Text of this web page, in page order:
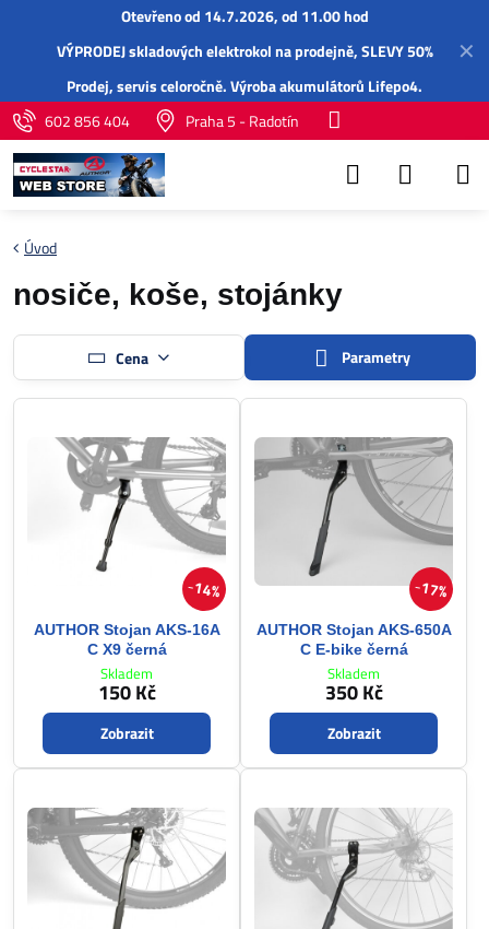
✕
Otevřeno od 14.7.2026, od 11.00 hod
VÝPRODEJ skladových elektrokol na prodejně, SLEVY 50%
Prodej,servisceloročně.Výroba akumulátorů Lifepo4.
602 856 404
Praha 5 - Radotín
Úvod
nosiče, koše, stojánky
Cena Parametry
14%
AUTHOR Stojan AKS-16A
C X9 černá
Skladem
150 Kč
Zobrazit
17%
AUTHOR Stojan AKS-650A
C E-bike černá
Skladem
350 Kč
Zobrazit